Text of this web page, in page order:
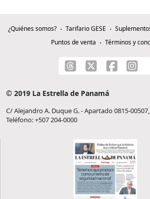
¿Quiénes somos? Tarifario GESE
Puntos de venta
Términos y
© 2019 La Estrella de Panamá
C/ Alejandro A. Duque G. - Apartado 0815-
Teléfono: +507 204-0000